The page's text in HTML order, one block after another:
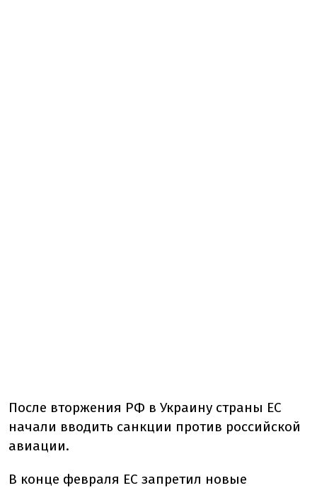
После вторжения РФ в Украину страны ЕС
начали вводить санкции против российской
авиации.
В конце февраля ЕС запретил новые